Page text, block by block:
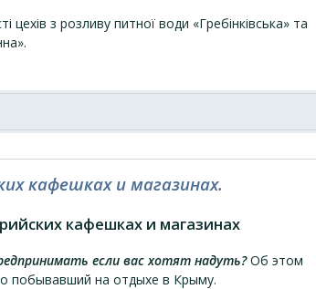
цехів з розливу питної води «Гребінківська» та
кафешках и магазинах.
кафешках и магазинах
если вас хотят надуть?Об этом
побывавший на отдыхе в Крыму.